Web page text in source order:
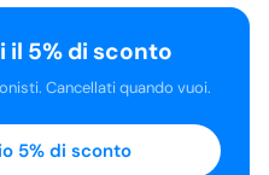
5% di sconto
Cancellati quando vuoi.
5% di sconto